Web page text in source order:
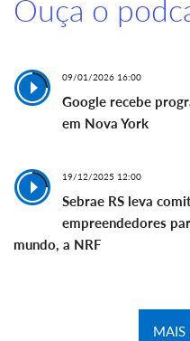
Ouça o
09/01/2026 16:00
Google recebe
em Nova York
19/12/2025 12:00
Sebrae RS leva
empreendedores
mundo, a NRF
MAIS